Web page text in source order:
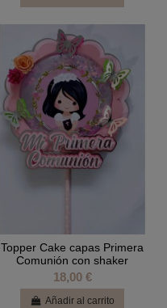
Topper Cake capas Primera
Comunión con shaker
18,00 €
Añadir al carrito